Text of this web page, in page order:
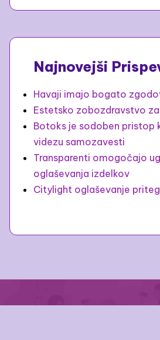
Najnovejši
Havaji imajo bogato
Estetsko zobozdravstvo
Botoks je sodoben pristop
videzu samozavesti
Transparenti omogočajo
oglaševanja izdelkov
Citylight oglaševanje